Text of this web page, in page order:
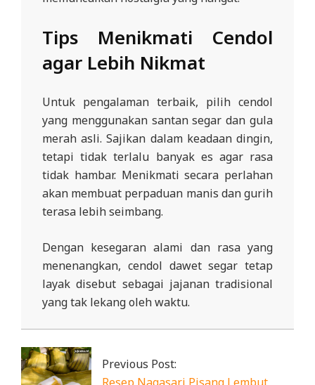
Tips Menikmati Cendol
agar Lebih Nikmat
Untuk pengalaman terbaik, pilih cendol
yang menggunakan santan segar dan gula
merah asli. Sajikan dalam keadaan dingin,
tetapi tidak terlalu banyak es agar rasa
tidak hambar. Menikmati secara perlahan
akan membuat perpaduan manis dan gurih
terasa lebih seimbang.
Dengan kesegaran alami dan rasa yang
menenangkan, cendol dawet segar tetap
layak disebut sebagai jajanan tradisional
yang tak lekang oleh waktu.
2025-
12-
26
Previous Post: